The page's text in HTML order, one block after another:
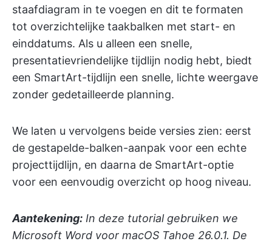
staafdiagram in te voegen en dit te formaten
tot overzichtelijke taakbalken met start- en
einddatums. Als u alleen een snelle,
presentatievriendelijke tijdlijn nodig hebt, biedt
een SmartArt-tijdlijn een snelle, lichte weergave
zonder gedetailleerde planning.
We laten u vervolgens beide versies zien: eerst
de gestapelde-balken-aanpak voor een echte
projecttijdlijn, en daarna de SmartArt-optie
voor een eenvoudig overzicht op hoog niveau.
Aantekening: In deze tutorial gebruiken we
Microsoft Word voor macOS Tahoe 26.0.1. De